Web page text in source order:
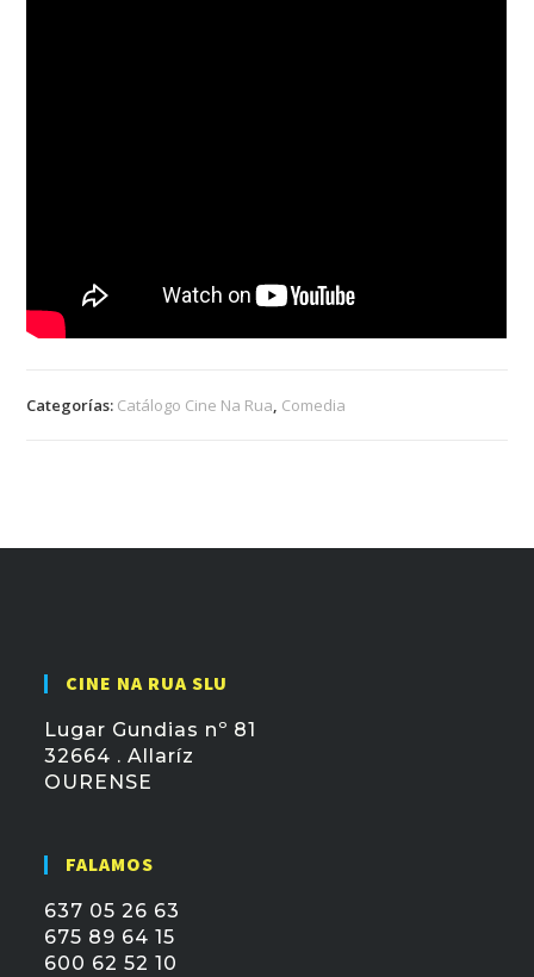
Categorías: Catálogo Cine Na Rua, Comedia
CINE NA RUA SLU
Lugar Gundias nº 81
32664 . Allaríz
OURENSE
FALAMOS
637 05 26 63
675 89 64 15
600 62 52 10